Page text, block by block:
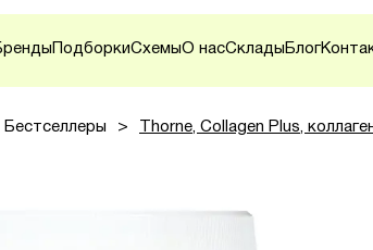
ПодборкиСхемыО насСклады Блог
Бестселлеры > Thorne, Collagen Plus,